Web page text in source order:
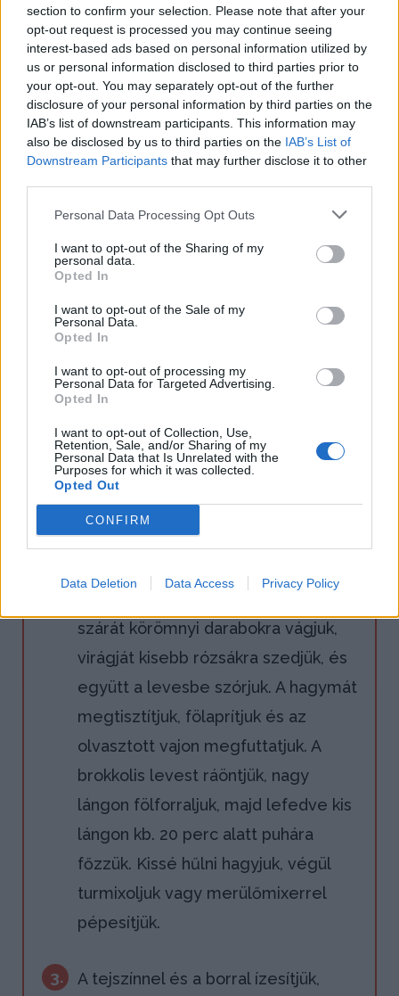
section to confirm your selection. Please note that after your
opt-out request is processed you may continue seeing
interest-based ads based on personal information utilized by
us or personal information disclosed to third parties prior to
your opt-out. You may separately opt-out of the further
disclosure of your personal information by third parties on the
IAB’s list of downstream participants. This information may
also be disclosed by us to third parties on the IAB’s List of
Downstream Participants that may further disclose it to other
Personal Data Processing Opt Outs
I want to opt-out of the Sharing of my
personal data.
Opted In
I want to opt-out of the Sale of my
Personal Data.
Opted In
I want to opt-out of processing my
Personal Data for Targeted Advertising.
Opted In
I want to opt-out of Collection, Use,
Retention, Sale, and/or Sharing of my
Personal Data that Is Unrelated with the
Purposes for which it was collected.
Opted Out
CONFIRM
Data Deletion Data Access Privacy Policy
fél mokkáskanál só
késhegynyi őrölt szerecsendió
A darált csirkemellet a többi
galuskához valóval összekeverjük,
majd a hűtőbe téve 15 percig
pihentetjük, hogy a dara kissé
szárát körömnyi darabokra vágjuk,
virágját kisebb rózsákra szedjük, és
együtt a levesbe szórjuk. A hagymát
megtisztítjuk, fölaprítjuk és az
olvasztott vajon megfuttatjuk. A
brokkolis levest ráöntjük, nagy
lángon fölforraljuk, majd lefedve kis
lángon kb. 20 perc alatt puhára
főzzük. Kissé hűlni hagyjuk, végül
turmixoljuk vagy merülőmixerrel
pépesítjük.
3.
A tejszínnel és a borral ízesítjük,